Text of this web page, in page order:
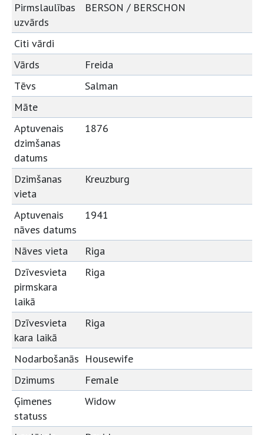
Pirmslaulības
uzvārds
BERSON / BERSCHON
Citi vārdi
Vārds
Freida
Tēvs
Salman
Māte
Aptuvenais
dzimšanas
datums
1876
Dzimšanas
vieta
Kreuzburg
Aptuvenais
nāves datums
1941
Nāves vieta
Riga
Dzīvesvieta
pirmskara
laikā
Riga
Dzīvesvieta
kara laikā
Riga
Nodarbošanās Housewife
Dzimums
Female
Ģimenes
statuss
Widow